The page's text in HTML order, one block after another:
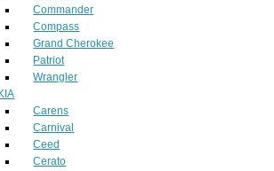
Commander
Compass
Grand Cherokee
Patriot
Wrangler
KIA
Carens
Carnival
Ceed
Cerato